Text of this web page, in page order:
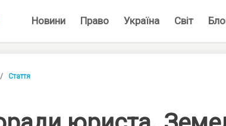
Новини Право Україна Світ
Стаття